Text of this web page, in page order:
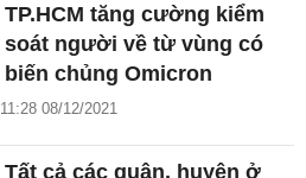
TP.HCM tăng cường kiểm
soát người về từ vùng có
biến chủng Omicron
11:28 08/12/2021
Tất cả các quận, huyện ở